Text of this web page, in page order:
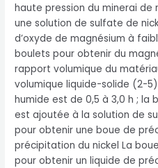
haute pression du minerai
une solution de sulfate de
d’oxyde de magnésium à
boulets pour obtenir du
rapport volumique du
volumique liquide-solide (2-
humide est de 0,5 à 3,0 h ; la
est ajoutée à la solution de
pour obtenir une boue de
précipitation du nickel La
pour obtenir un liquide de